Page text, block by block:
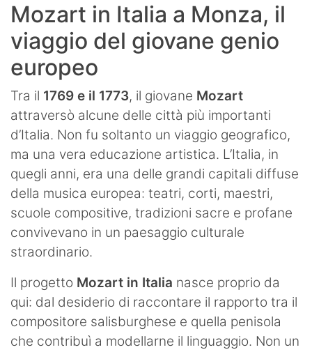
Mozart in Italia a Monza, il
viaggio del giovane genio
europeo
Tra il 1769 e il 1773, il giovane Mozart
attraversò alcune delle città più importanti
d’Italia. Non fu soltanto un viaggio geografico,
ma una vera educazione artistica. L’Italia, in
quegli anni, era una delle grandi capitali diffuse
della musica europea: teatri, corti, maestri,
scuole compositive, tradizioni sacre e profane
convivevano in un paesaggio culturale
straordinario.
Il progetto Mozart in Italia nasce proprio da
qui: dal desiderio di raccontare il rapporto tra il
compositore salisburghese e quella penisola
che contribuì a modellarne il linguaggio. Non un